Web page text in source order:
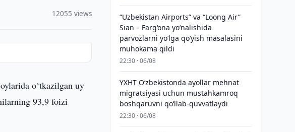
12055 views
o‘tkazilgan uy
93,9 foizi
“Uzbekistan Airports” va “Loong Air”
Sian – Farg‘ona yo‘nalishida
parvozlarni yo‘lga qo‘yish masalasini
muhokama qildi
22:30 · 06/08
YXHT O‘zbekistonda ayollar mehnat
migratsiyasi uchun mustahkamroq
boshqaruvni qo‘llab-quvvatlaydi
22:30 · 06/08